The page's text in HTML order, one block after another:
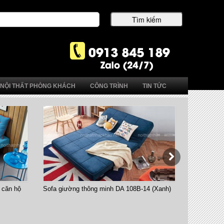
NỘI THẤT PHÒNG KHÁCH CÔNG TRÌNH TIN TỨC
hộ Sofa giường thông minh DA 108B-14 (Xanh) Bàn ăn